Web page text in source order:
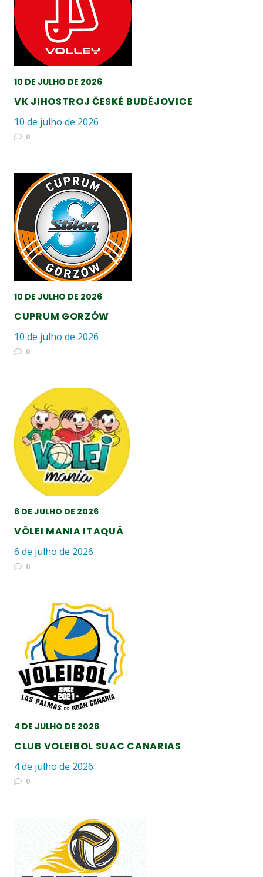
10 DE JULHO DE 2026
VK JIHOSTROJ ČESKÉ BUDĚJOVICE
10 de julho de 2026
0
10 DE JULHO DE 2026
CUPRUM GORZÓW
10 de julho de 2026
0
6 DE JULHO DE 2026
VÔLEI MANIA ITAQUÁ
6 de julho de 2026
0
4 DE JULHO DE 2026
CLUB VOLEIBOL SUAC CANARIAS
4 de julho de 2026
0